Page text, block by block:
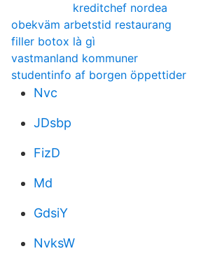
kreditchef nordea
obekväm arbetstid restaurang
filler botox là gì
vastmanland kommuner
studentinfo af borgen öppettider
Nvc
JDsbp
FizD
Md
GdsiY
NvksW